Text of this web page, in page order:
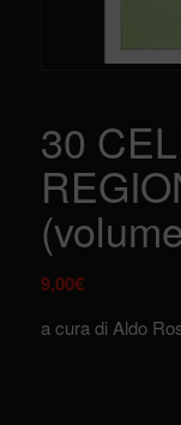
30
9,00€
a cura di Aldo